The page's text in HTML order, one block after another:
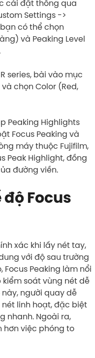
cài đặt thông qua
Settings ->
bạn có thể chọn
và Peaking Level
series, bài vào mục
chọn Color (Red,
Peaking Highlights
Focus Peaking và
máy thuộc Fujifilm,
Peak Highlight, đồng
đường viền.
Focus
xác khi lấy nét tay,
với độ sau trường
Focus Peaking làm nổi
soát vùng nét dễ
này, người quay dễ
linh hoạt, đặc biệt
nhanh. Ngoài ra,
hơn việc phóng to